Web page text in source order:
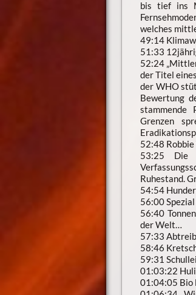
bis tief ins
welches
49:14
51:33
52:24
der Titel
der WHO
Bewertung
stammende
Grenzen
52:48
53:25 Die
Ruhestand.
54:54
56:00
56:40
der Welt…
57:33
58:46
59:31
01:03:22
01:04:05 Bio